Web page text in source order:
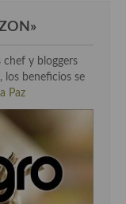
chef y bloggers
los beneficios se
Paz